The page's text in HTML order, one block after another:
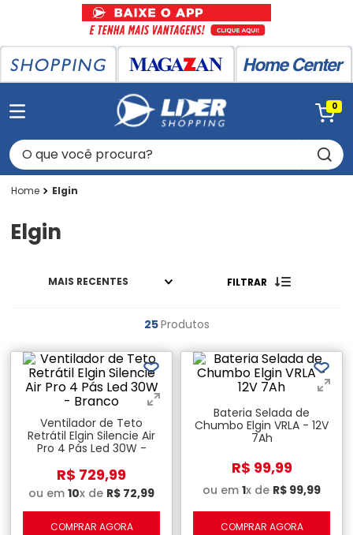
0
O que você procura?
Elgin
Elgin
MAIS RECENTES FILTRAR
25Produtos
Ventilador de Teto
Retrátil Elgin Silencie Air
Pro 4 Pás Led 30W -
R$ 729,99
ou em 10x de R$ 72,99
COMPRAR AGORA
Bateria Selada de
Chumbo Elgin VRLA - 12V
7Ah
R$ 99,99
ou em 1x de R$ 99,99
COMPRAR AGORA